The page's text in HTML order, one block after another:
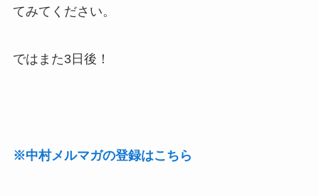
てみてください。
ではまた3日後！
※中村メルマガの登録はこちら